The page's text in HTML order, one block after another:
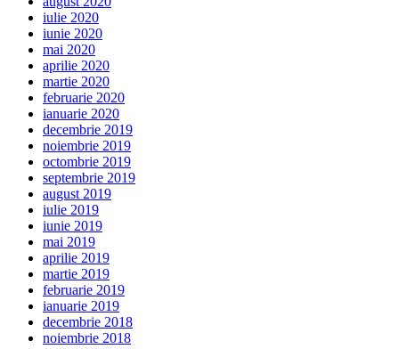
iulie 2020
iunie 2020
mai 2020
aprilie 2020
martie 2020
februarie 2020
ianuarie 2020
decembrie 2019
noiembrie 2019
octombrie 2019
septembrie 2019
august 2019
iulie 2019
iunie 2019
mai 2019
aprilie 2019
martie 2019
februarie 2019
ianuarie 2019
decembrie 2018
noiembrie 2018